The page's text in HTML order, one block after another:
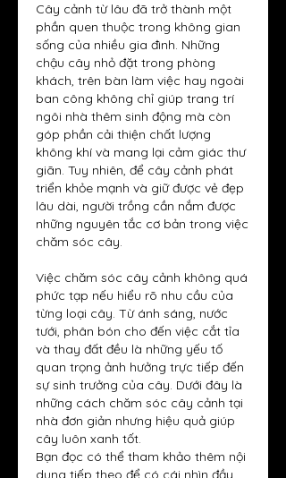
Cây cảnh từ lâu đã trở thành một
phần quen thuộc trong không gian
sống của nhiều gia đình. Những
chậu cây nhỏ đặt trong phòng
khách, trên bàn làm việc hay ngoài
ban công không chỉ giúp trang trí
ngôi nhà thêm sinh động mà còn
góp phần cải thiện chất lượng
không khí và mang lại cảm giác thư
giãn. Tuy nhiên, để cây cảnh phát
triển khỏe mạnh và giữ được vẻ đẹp
lâu dài, người trồng cần nắm được
những nguyên tắc cơ bản trong việc
chăm sóc cây.
Việc chăm sóc cây cảnh không quá
phức tạp nếu hiểu rõ nhu cầu của
từng loại cây. Từ ánh sáng, nước
tưới, phân bón cho đến việc cắt tỉa
và thay đất đều là những yếu tố
quan trọng ảnh hưởng trực tiếp đến
sự sinh trưởng của cây. Dưới đây là
những cách chăm sóc cây cảnh tại
nhà đơn giản nhưng hiệu quả giúp
cây luôn xanh tốt.
Bạn đọc có thể tham khảo thêm nội
dung tiếp theo để có cái nhìn đầy